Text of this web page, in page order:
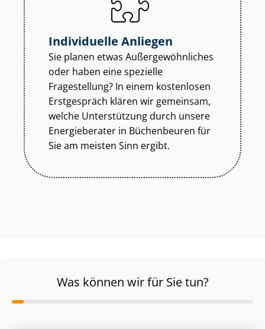
Individuelle Anliegen
Sie planen etwas Au­ßer­ge­wöhn­li­ches
oder haben eine spezielle
Fragestellung? In einem kostenlosen
Erstgespräch klären wir gemeinsam,
welche Unterstützung durch unsere
Energieberater in Büchenbeuren für
Sie am meisten Sinn ergibt.
Was können wir für Sie tun?